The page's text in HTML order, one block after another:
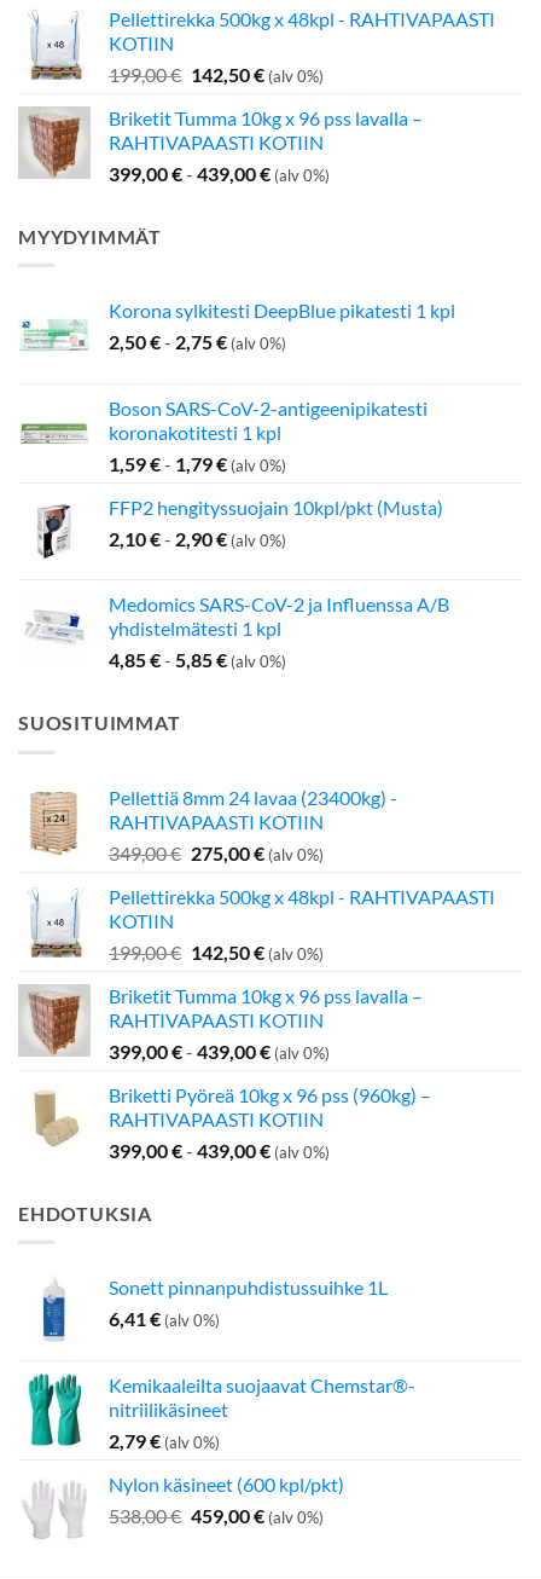
oli:
on:
Pellettirekka 500kg x 48kpl - RAHTIVAPAASTI
KOTIIN
199,00€ Alkuperäinen
oli:
199,00 €.
142,50€Nykyinen
on:
142,50 €.
(alv 0%)
Briketit Tumma 10kg x 96 pss lavalla –
RAHTIVAPAASTI KOTIIN
399,00€- 439,00€ (alv 0%)
MYYDYIMMÄT
Korona sylkitesti DeepBlue pikatesti 1 kpl
2,50€- 2,75€ (alv 0%)
Boson SARS-CoV-2-antigeenipikatesti
koronakotitesti 1 kpl
1,59€- 1,79€ (alv 0%)
FFP2 hengityssuojain 10kpl/pkt (Musta)
2,10€- 2,90€ (alv 0%)
Medomics SARS-CoV-2 ja Influenssa A/B
yhdistelmätesti 1 kpl
4,85€- 5,85€ (alv 0%)
SUOSITUIMMAT
Pellettiä 8mm 24 lavaa (23400kg) -
RAHTIVAPAASTI KOTIIN
349,00€ Alkuperäinen
oli:
275,00€Nykyinen
on:
(alv 0%)
Pellettirekka 500kg x 48kpl - RAHTIVAPAASTI
KOTIIN
199,00€ Alkuperäinen
oli:
199,00 €.
142,50€Nykyinen
on:
142,50 €.
(alv 0%)
Briketit Tumma 10kg x 96 pss lavalla –
RAHTIVAPAASTI KOTIIN
399,00€- 439,00€ (alv 0%)
Briketti Pyöreä 10kg x 96 pss (960kg) –
RAHTIVAPAASTI KOTIIN
399,00€- 439,00€ (alv 0%)
EHDOTUKSIA
Sonett pinnanpuhdistussuihke 1L
6,41€ (alv 0%)
Kemikaaleilta suojaavat Chemstar®-
nitriilikäsineet
2,79€ (alv 0%)
Nylon käsineet (600 kpl/pkt)
538,00€ Alkuperäinen
459,00€Nykyinen
(alv 0%)